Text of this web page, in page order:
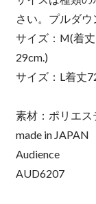
さい。プルダウ
サイズ：M(着
29cm.)
サイズ：L着丈
素材：ポリエス
made in JAPAN
Audience
AUD6207